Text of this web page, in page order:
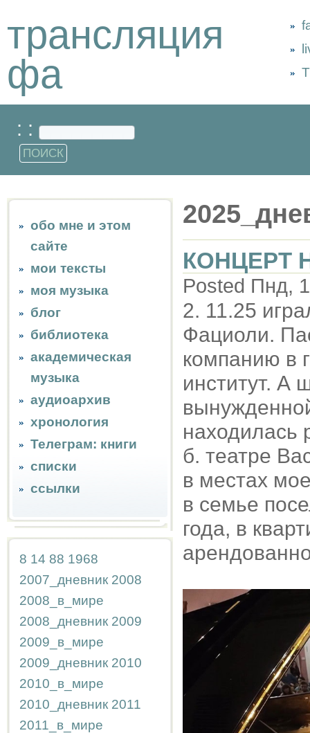
трансляция
фа
: :
обо мне и этом
сайте
мои тексты
моя музыка
блог
библиотека
академическая
музыка
аудиоархив
хронология
Телеграм: книги
списки
ссылки
8 14 88 1968
2007_дневник 2008
2008_в_мире
2008_дневник 2009
2009_в_мире
2009_дневник 2010
2010_в_мире
2010_дневник 2011
2011_в_мире
КОНЦЕРТ
Posted Пнд,
2. 11.25
Фациоли.
компанию в
институт. А
находилась
б. театре
в местах
в семье
года, в